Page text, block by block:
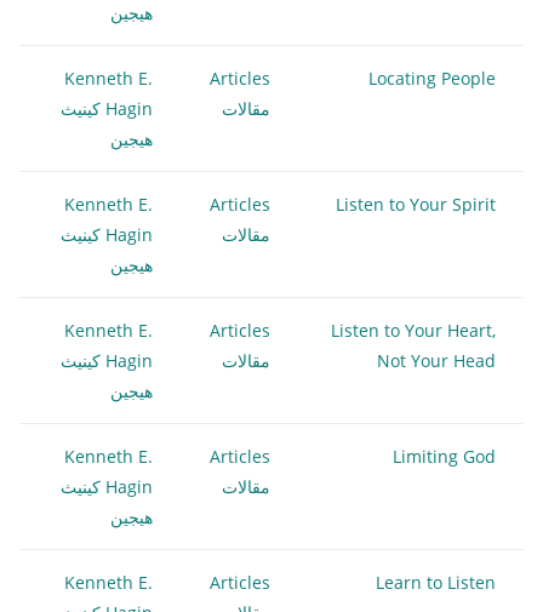
هيجين
Locating People
Articles
مقالات
Kenneth E.
Hagin كينيث
هيجين
Listen to Your Spirit
Articles
مقالات
Kenneth E.
Hagin كينيث
هيجين
Listen to Your Heart,
Not Your Head
Articles
مقالات
Kenneth E.
Hagin كينيث
هيجين
Limiting God
Articles
مقالات
Kenneth E.
Hagin كينيث
هيجين
Learn to Listen
Articles
Kenneth E.